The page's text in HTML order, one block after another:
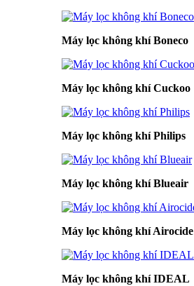
Máy lọc không khí Boneco
Máy lọc không khí Cuckoo
Máy lọc không khí Philips
Máy lọc không khí Blueair
Máy lọc không khí Airocide
Máy lọc không khí IDEAL